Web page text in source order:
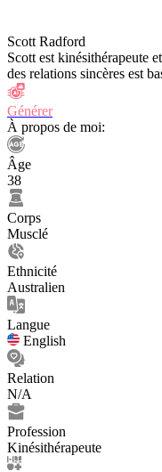
Scott Radford
Scott est kinésithérapeute
des relations sincères est
Générer
À propos de moi:
Âge
38
Corps
Musclé
Ethnicité
Australien
Langue
English
Relation
N/A
Profession
Kinésithérapeute